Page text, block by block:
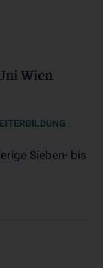
Wien
Sieben- bis